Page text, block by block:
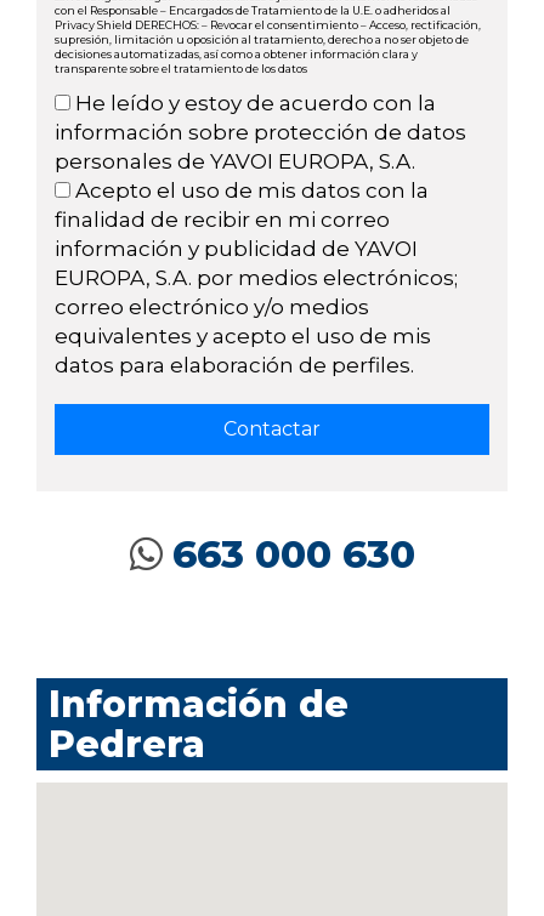
con el Responsable – Encargados de Tratamiento de la U.E. o adheridos al
Privacy Shield DERECHOS: – Revocar el consentimiento – Acceso, rectificación,
supresión, limitación u oposición al tratamiento, derecho a no ser objeto de
decisiones automatizadas, así como a obtener información clara y
transparente sobre el tratamiento de los datos
He leído y estoy de acuerdo con la
información sobre protección de datos
personales de YAVOI EUROPA, S.A.
Acepto el uso de mis datos con la
finalidad de recibir en mi correo
información y publicidad de YAVOI
EUROPA, S.A. por medios electrónicos;
correo electrónico y/o medios
equivalentes y acepto el uso de mis
datos para elaboración de perfiles.
663 000 630
Información de
Pedrera